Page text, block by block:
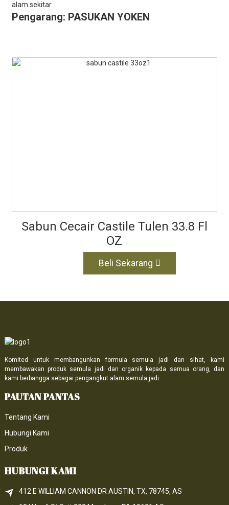
alam sekitar.
Pengarang: PASUKAN YOKEN
Sabun Cecair Castile Tulen 33.8 Fl
OZ
Beli Sekarang
Komited untuk membangunkan formula semula jadi dan sihat, kami
membawakan produk semula jadi dan organik kepada semua orang, dan
kami berbangga sebagai pengangkut alam semula jadi.
PAUTAN PANTAS
Tentang Kami
Hubungi Kami
Produk
HUBUNGI KAMI
412 E WILLIAM CANNON DR AUSTIN, TX, 78745, AS